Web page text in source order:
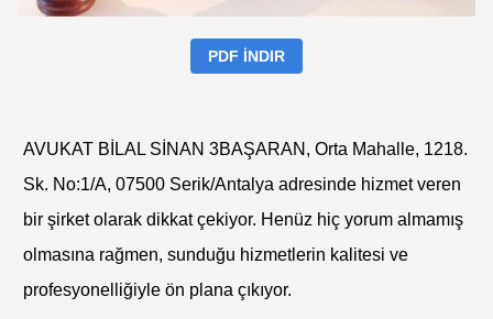
PDF İNDIR
AVUKAT BİLAL SİNAN 3BAŞARAN, Orta Mahalle, 1218.
Sk. No:1/A, 07500 Serik/Antalya adresinde hizmet veren
bir şirket olarak dikkat çekiyor. Henüz hiç yorum almamış
olmasına rağmen, sunduğu hizmetlerin kalitesi ve
profesyonelliğiyle ön plana çıkıyor.